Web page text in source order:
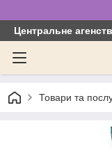
Центральне
Товари та